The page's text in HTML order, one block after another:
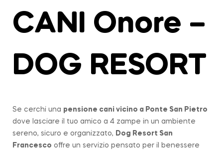
CANI Onore –
DOG RESORT
Se cerchi una pensione cani vicino a Ponte San Pietro
dove lasciare il tuo amico a 4 zampe in un ambiente
sereno, sicuro e organizzato, Dog Resort San
Francesco offre un servizio pensato per il benessere